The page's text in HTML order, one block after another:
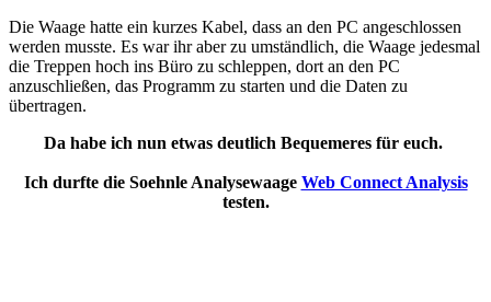
Die Waage hatte ein kurzes Kabel, dass an den PC angeschlossen
werden musste. Es war ihr aber zu umständlich, die Waage jedesmal
die Treppen hoch ins Büro zu schleppen, dort an den PC
anzuschließen, das Programm zu starten und die Daten zu
übertragen.
Da habe ich nun etwas deutlich Bequemeres für euch.
Ich durfte die Soehnle Analysewaage Web Connect Analysis
testen.